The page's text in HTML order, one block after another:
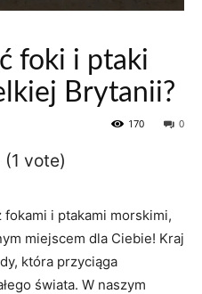
foki i ptaki
Brytanii?
0
170
vote)
i ptakami morskimi,
miejscem dla Ciebie!⁣ Kraj
która ⁤przyciąga
​świata. W naszym